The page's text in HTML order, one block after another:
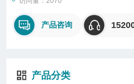
产品咨询
产品分类